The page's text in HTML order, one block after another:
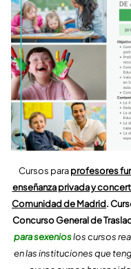
Cursos paraprofesores
enseñanza privada y
Comunidad de Madrid.
Concurso General de
para sexenioslos cursos
en las instituciones que